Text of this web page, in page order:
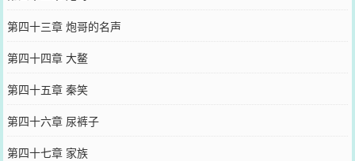
第四十三章 炮哥的名声
第四十四章 大鳌
第四十五章 秦笑
第四十六章 尿裤子
第四十七章 家族